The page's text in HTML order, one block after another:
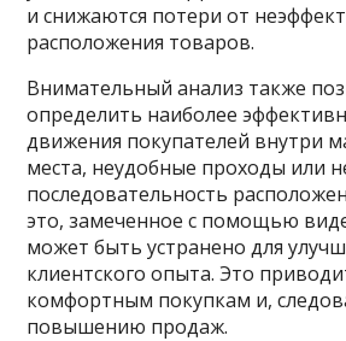
и снижаются потери от
расположения товаров.
Внимательный анализ также
определить наиболее
движения покупателей внутри
места, неудобные проходы или
последовательность
это, замеченное с помощью
может быть устранено для
клиентского опыта. Это
комфортным покупкам и,
повышению продаж.